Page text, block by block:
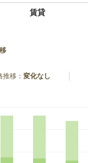
賃貸
移： 変化なし